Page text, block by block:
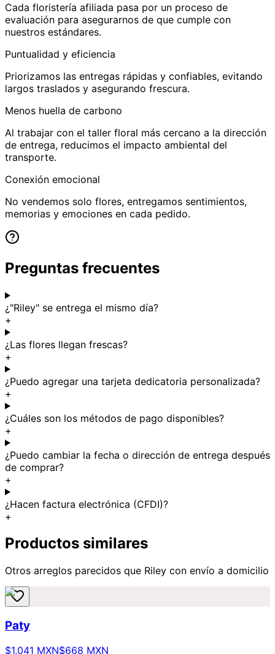
Cada floristería afiliada pasa por un proceso de
evaluación para asegurarnos de que cumple con
nuestros estándares.
Puntualidad y eficiencia
Priorizamos las entregas rápidas y confiables, evitando
largos traslados y asegurando frescura.
Menos huella de carbono
Al trabajar con el taller floral más cercano a la dirección
de entrega, reducimos el impacto ambiental del
transporte.
Conexión emocional
No vendemos solo flores, entregamos sentimientos,
memorias y emociones en cada pedido.
Preguntas frecuentes
¿"Riley" se entrega el mismo día?
+
¿Las flores llegan frescas?
+
¿Puedo agregar una tarjeta dedicatoria personalizada?
+
¿Cuáles son los métodos de pago disponibles?
+
¿Puedo cambiar la fecha o dirección de entrega después
de comprar?
+
¿Hacen factura electrónica (CFDI)?
+
Productos similares
Otros arreglos parecidos que Riley con envío a domicilio
Paty
$1,041 MXN$668 MXN